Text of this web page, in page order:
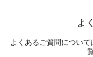
よ
よくあるご質問につい